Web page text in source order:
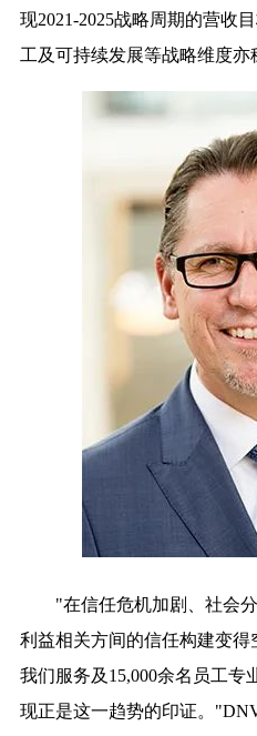
现2021-2025战略周期的营收
工及可持续发展等战略维度亦
"在信任危机加剧、社会
利益相关方间的信任构建变
我们服务及15,000余名员工专
现正是这一趋势的印证。